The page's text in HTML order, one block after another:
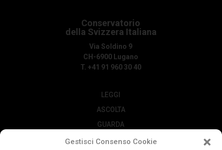
Gestisci Consenso Cookie
Conservatorio
della Svizzera Italiana
Via Soldino 9
CH-6900 Lugano
T. +41 91 960 30 40
ASCOLTA
GUARDA
LEGGI